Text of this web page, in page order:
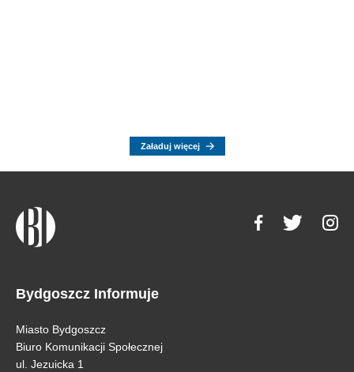
Załaduj więcej
Bydgoszcz Informuje
Miasto Bydgoszcz
Biuro Komunikacji Społecznej
ul. Jezuicka 1